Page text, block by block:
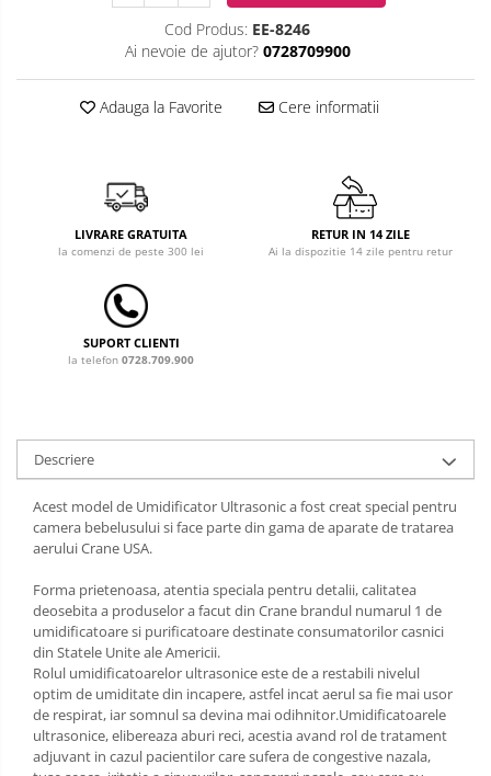
Costum carnaval copii
Covoare copii
Dulap si cutii depozitare jucarii
Lampi de veghe
Mobilier Birou
Sac de dormit copii
Sac de dormit 60 cm
Sac de dormit 70 cm
Sac de dormit 110 cm
Sac de dormit 130 cm
Sac de dormit 140 cm
Sac de dormit 150 cm
Sac de dormit tineret
Saltele de infasat
Cod Produs: EE-8246
Ai nevoie de ajutor? 0728709900
Adauga la Favorite Cere informatii
LIVRARE GRATUITA
la comenzi de peste 300 lei
RETUR IN 14 ZILE
Ai la dispozitie 14 zile pentru retur
SUPORT CLIENTI
la telefon 0728.709.900
Descriere
Acest model de Umidificator Ultrasonic a fost creat special pentru
camera bebelusului si face parte din gama de aparate de tratarea
aerului Crane USA.
Forma prietenoasa, atentia speciala pentru detalii, calitatea
deosebita a produselor a facut din Crane brandul numarul 1 de
umidificatoare si purificatoare destinate consumatorilor casnici
din Statele Unite ale Americii.
Rolul umidificatoarelor ultrasonice este de a restabili nivelul
optim de umiditate din incapere, astfel incat aerul sa fie mai usor
de respirat, iar somnul sa devina mai odihnitor.Umidificatoarele
ultrasonice, elibereaza aburi reci, acestia avand rol de tratament
adjuvant in cazul pacientilor care sufera de congestive nazala,